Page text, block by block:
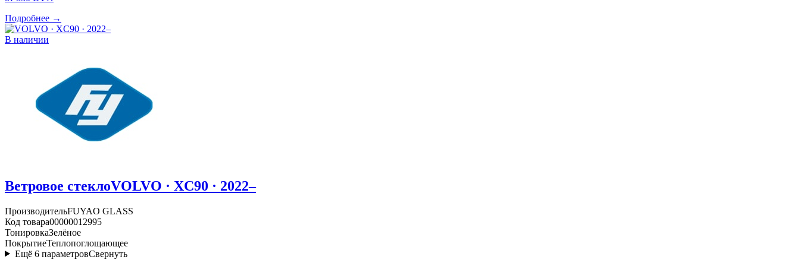
Подробнее →
В наличии
Ветровое стеклоVOLVO · XC90 · 2022–
ПроизводительFUYAO GLASS
Код товара00000012995
ТонировкаЗелёное
ПокрытиеТеплопоглощающее
Ещё 6 параметровСвернуть